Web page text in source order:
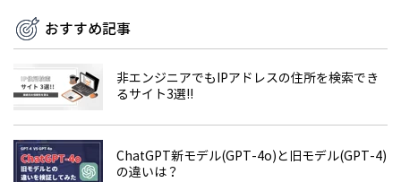
おすすめ記事
非エンジニアでもIPアドレスの住所を検索でき
るサイト3選!!
ChatGPT新モデル(GPT-4o)と旧モデル(GPT-4)
の違いは？